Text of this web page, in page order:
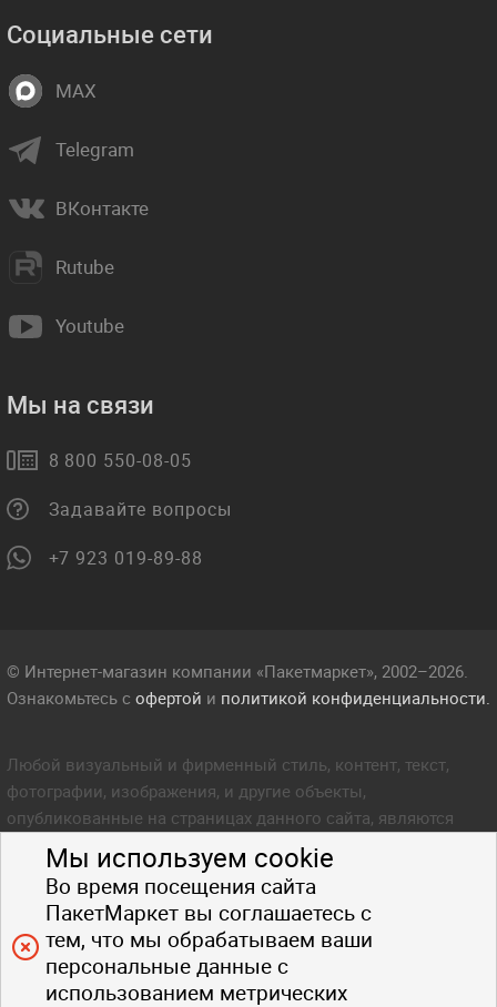
Мы используем cookie
Во время посещения сайта
ПакетМаркет вы соглашаетесь с
тем, что мы обрабатываем ваши
персональные данные с
использованием метрических
Социальные сети
MAX
Telegram
ВКонтакте
Rutube
Youtube
Мы на связи
8 800 550-08-05
Задавайте вопросы
+7 923 019-89-88
© Интернет-магазин компании «Пакетмаркет», 2002–2026.
Ознакомьтесь с офертой и политикой конфиденциальности.
Любой визуальный и фирменный стиль, контент, текст,
фотографии, изображения, и другие объекты,
опубликованные на страницах данного сайта, являются
объектом прав интеллектуальной собственности компании
Пакетмаркет. Любое копирование стиля, контента, текста,
фотографий, изображений и других объектов данного сайта
запрещено.